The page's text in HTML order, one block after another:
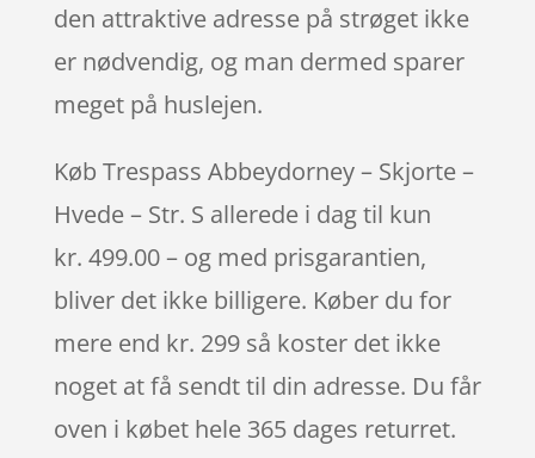
den attraktive adresse på strøget ikke
er nødvendig, og man dermed sparer
meget på huslejen.
Køb Trespass Abbeydorney – Skjorte –
Hvede – Str. S allerede i dag til kun
kr. 499.00 – og med prisgarantien,
bliver det ikke billigere. Køber du for
mere end kr. 299 så koster det ikke
noget at få sendt til din adresse. Du får
oven i købet hele 365 dages returret.